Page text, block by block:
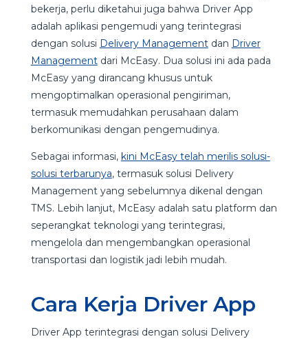
bekerja, perlu diketahui juga bahwa Driver App
adalah aplikasi pengemudi yang terintegrasi
dengan solusi Delivery Managementdan Driver
Managementdari McEasy. Dua solusi ini ada pada
McEasy yang dirancang khusus untuk
mengoptimalkan operasional pengiriman,
termasuk memudahkan perusahaan dalam
berkomunikasi dengan pengemudinya.
Sebagai informasi, kini McEasy telah merilis solusi-
solusi terbarunya, termasuk solusi Delivery
Management yang sebelumnya dikenal dengan
TMS. Lebih lanjut, McEasy adalah satu platform dan
seperangkat teknologi yang terintegrasi,
mengelola dan mengembangkan operasional
transportasi​ dan logistik jadi lebih mudah​.
Cara Kerja Driver App
Driver App terintegrasi dengan solusi Delivery